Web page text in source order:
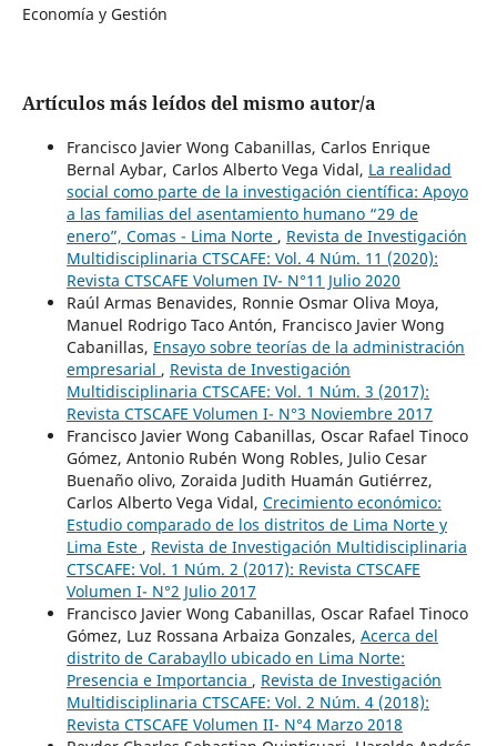
Economía y Gestión
Artículos más leídos del mismo autor/a
Francisco Javier Wong Cabanillas, Carlos Enrique
Bernal Aybar, Carlos Alberto Vega Vidal, La realidad
social como parte de la investigación científica: Apoyo
a las familias del asentamiento humano “29 de
enero”, Comas - Lima Norte , Revista de Investigación
Multidisciplinaria CTSCAFE: Vol. 4 Núm. 11 (2020):
Revista CTSCAFE Volumen IV- N°11 Julio 2020
Raúl Armas Benavides, Ronnie Osmar Oliva Moya,
Manuel Rodrigo Taco Antón, Francisco Javier Wong
Cabanillas, Ensayo sobre teorías de la administración
empresarial , Revista de Investigación
Multidisciplinaria CTSCAFE: Vol. 1 Núm. 3 (2017):
Revista CTSCAFE Volumen I- N°3 Noviembre 2017
Francisco Javier Wong Cabanillas, Oscar Rafael Tinoco
Gómez, Antonio Rubén Wong Robles, Julio Cesar
Buenaño olivo, Zoraida Judith Huamán Gutiérrez,
Carlos Alberto Vega Vidal, Crecimiento económico:
Estudio comparado de los distritos de Lima Norte y
Lima Este , Revista de Investigación Multidisciplinaria
CTSCAFE: Vol. 1 Núm. 2 (2017): Revista CTSCAFE
Volumen I- N°2 Julio 2017
Francisco Javier Wong Cabanillas, Oscar Rafael Tinoco
Gómez, Luz Rossana Arbaiza Gonzales, Acerca del
distrito de Carabayllo ubicado en Lima Norte:
Presencia e Importancia , Revista de Investigación
Multidisciplinaria CTSCAFE: Vol. 2 Núm. 4 (2018):
Revista CTSCAFE Volumen II- N°4 Marzo 2018